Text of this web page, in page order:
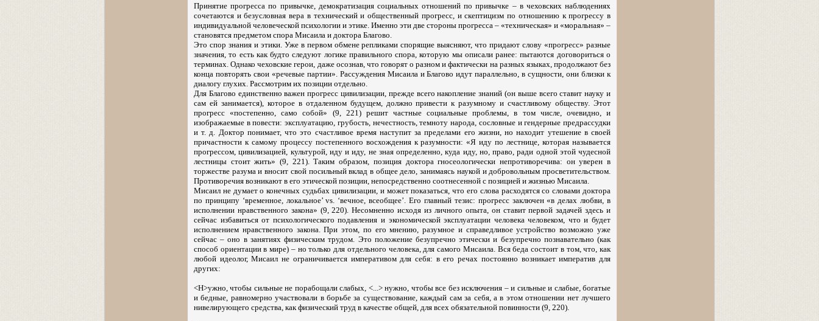
Принятие прогресса по привычке, демократизация социальных отношений по привычке – в чеховских наблюдениях
сочетаются и безусловная вера в технический и общественный прогресс, и скептицизм по отношению к прогрессу в
индивидуальной человеческой психологии и этике. Именно эти две стороны прогресса – «техническая» и «моральная» –
становятся предметом спора Мисаила и доктора Благово.
Это спор знания и этики. Уже в первом обмене репликами спорящие выясняют, что придают слову «прогресс» разные
значения, то есть как будто следуют логике правильного спора, которую мы описали ранее: пытаются договориться о
терминах. Однако чеховские герои, даже осознав, что говорят о разном и фактически на разных языках, продолжают без
конца повторять свои «речевые партии». Рассуждения Мисаила и Благово идут параллельно, в сущности, они близки к
диалогу глухих. Рассмотрим их позиции отдельно.
Для Благово единственно важен прогресс цивилизации, прежде всего накопление знаний (он выше всего ставит науку и
сам ей занимается), которое в отдаленном будущем, должно привести к разумному и счастливому обществу. Этот
прогресс «постепенно, само собой» (9, 221) решит частные социальные проблемы, в том числе, очевидно, и
изображаемые в повести: эксплуатацию, грубость, нечестность, темноту народа, сословные и гендерные предрассудки
и т. д. Доктор понимает, что это счастливое время наступит за пределами его жизни, но находит утешение в своей
причастности к самому процессу постепенного восхождения к разумности: «Я иду по лестнице, которая называется
прогрессом, цивилизацией, культурой, иду и иду, не зная определенно, куда иду, но, право, ради одной этой чудесной
лестницы стоит жить» (9, 221). Таким образом, позиция доктора гносеологически непротиворечива: он уверен в
торжестве разума и вносит свой посильный вклад в общее дело, занимаясь наукой и добровольным просветительством.
Противоречия возникают в его этической позиции, непосредственно соотнесенной с позицией и жизнью Мисаила.
Мисаил не думает о конечных судьбах цивилизации, и может показаться, что его слова расходятся со словами доктора
по принципу ‘временное, локальное’ vs. ‘вечное, всеобщее’. Его главный тезис: прогресс заключен «в делах любви, в
исполнении нравственного закона» (9, 220). Несомненно исходя из личного опыта, он ставит первой задачей здесь и
сейчас избавиться от психологического подавления и экономической эксплуатации человека человеком, что и будет
исполнением нравственного закона. При этом, по его мнению, разумное и справедливое устройство возможно уже
сейчас – оно в занятиях физическим трудом. Это положение безупречно этически и безупречно познавательно (как
способ ориентации в мире) – но только для отдельного человека, для самого Мисаила. Вся беда состоит в том, что, как
любой идеолог, Мисаил не ограничивается императивом для себя: в его речах постоянно возникает императив для
других:
<Н>ужно, чтобы сильные не порабощали слабых, <...> нужно, чтобы все без исключения – и сильные и слабые, богатые
и бедные, равномерно участвовали в борьбе за существование, каждый сам за себя, а в этом отношении нет лучшего
нивелирующего средства, как физический труд в качестве общей, для всех обязательной повинности (9, 220).